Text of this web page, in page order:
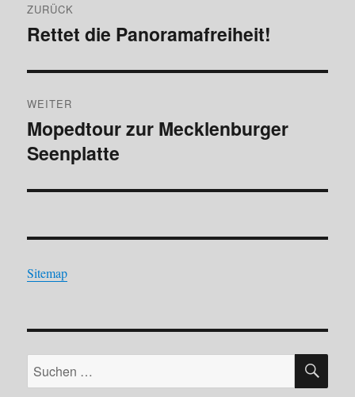
ZURÜCK
Vorheriger
Rettet die Panoramafreiheit!
WEITER
Nächster
Beitrag:
Mopedtour zur Mecklenburger
Seenplatte
Sitemap
Suchen
nach: